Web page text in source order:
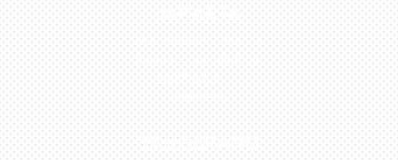
JAKARTA
Perumahan Boulevard
Taman Surya 3 Blok h2,
No.27, Jakarta –
Indonesia
TANGERANG